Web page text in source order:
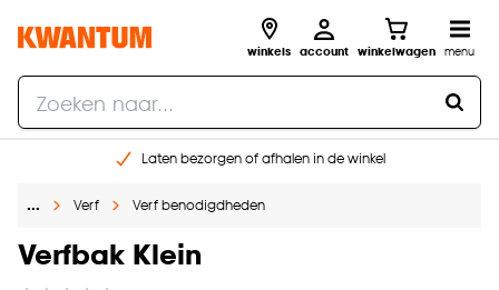
winkels account winkelwagen menu
Laten bezorgen of afhalen in de winkel
Gratis raam advies en inmeten aan huis
… Verf Verf benodigdheden
Verfbak Klein